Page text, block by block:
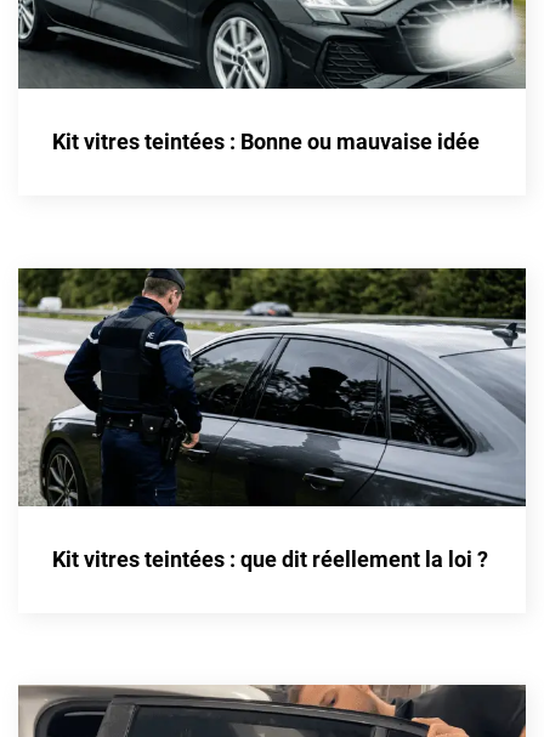
Changan
Chevrolet
Chrysler
Dacia
Daewoo
Daihatsu
Dodge
Dongfeng
Eagle
Fiat
Kit vitres teintées : Bonne ou mauvaise idée
Kit vitres teintées : que dit réellement la loi ?